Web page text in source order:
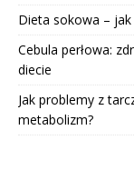
Dieta sokowa –
Cebula perłowa:
diecie
Jak problemy z
metabolizm?